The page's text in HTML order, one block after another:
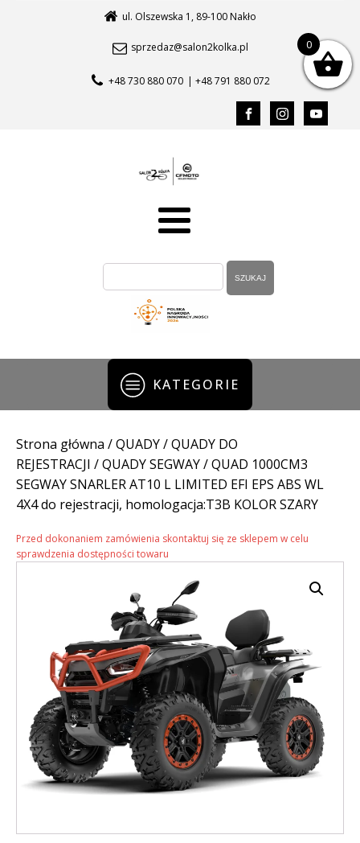
ul. Olszewska 1, 89-100 Nakło
sprzedaz@salon2kolka.pl
+48 730 880 070 | +48 791 880 072
KATEGORIE
Strona główna /QUADY/QUADY DO
REJESTRACJI /QUADY SEGWAY/ QUAD 1000CM3
SEGWAY SNARLER AT10 L LIMITED EFI EPS ABS WL
4X4 do rejestracji, homologacja:T3B KOLOR SZARY
Przed dokonaniem zamówienia skontaktuj się ze sklepem w celu
sprawdzenia dostępności towaru
0